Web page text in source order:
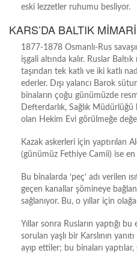
eski lezzetler ruhumu besliyor.
KARS’DA BALTIK
1877-1878 Osmanlı-Rus
işgali altında kalır. Ruslar
taşından tek katlı ve iki katlı
ederler. Dışı yalancı Barok
binaların çoğu günümüzde
Defterdarlık, Sağlık Müdürlüğü
olan Hekim Evi görülmeğe
Kazak askerleri için yaptırılan
(günümüz Fethiye Camii) ise en
Bu binalarda ‘peç’ adı verilen
geçen kanallar şömineye
sağlanıyor. Bu, o yıllar için
Yıllar sonra Rusların yaptığı
sorulan yaşlı bir Karslının
ayıp ettiler; bu binaları yaptılar,